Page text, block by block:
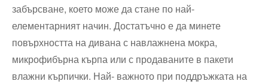
забърсване, което може да стане по най-
елементарният начин. Достатъчно е да минете
повърхността на дивана с навлажнена мокра,
микрофибърна кърпа или с продаваните в пакети
влажни кърпички. Най- важното при поддръжката на